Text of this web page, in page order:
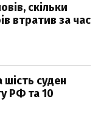
скільки
втратив за час
шість суден
РФ та 10